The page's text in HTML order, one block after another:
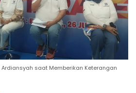
Ardiansyah saat Memberikan Keterangan